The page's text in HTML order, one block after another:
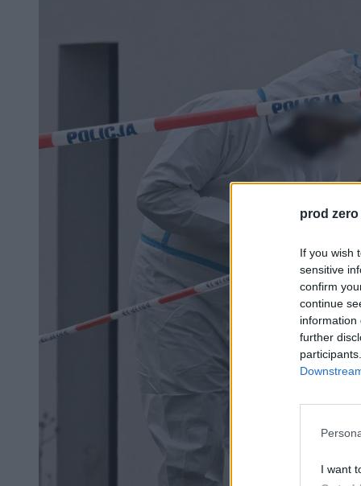
prod zero
If you wish
sensitive
confirm
continue
information
further
I want